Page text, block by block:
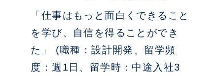
「仕事はもっと面白くできること
を学び、自信を得ることができ
た」 (職種：設計開発、留学頻
度：週1日、留学時：中途入社3